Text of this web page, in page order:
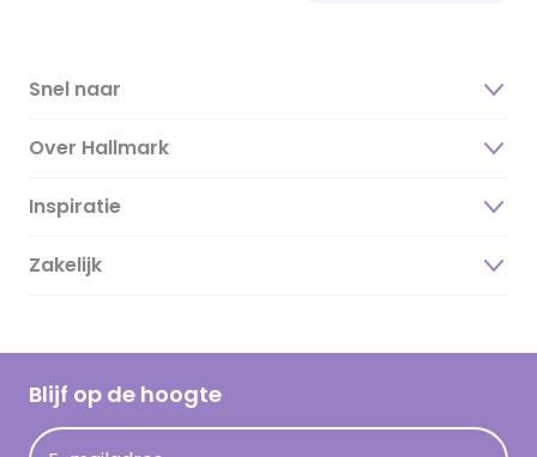
Snel naar
Over Hallmark
Over ons
Duurzaamheid
Hallmark Kaartclub
Acties
Inspiratie
Magazine
Cadeau inspiratie
Kaartinspiratie
Zakelijk
Blijf op de hoogte